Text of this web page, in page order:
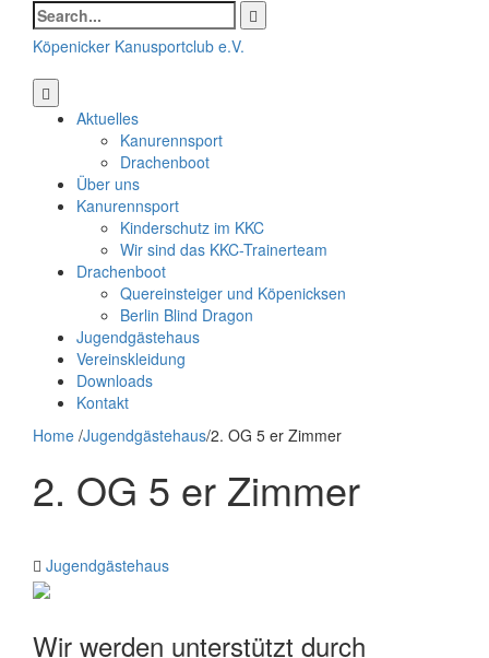
Search
for:
Köpenicker Kanusportclub e.V.
Aktuelles
Kanurennsport
Drachenboot
Über uns
Kanurennsport
Kinderschutz im KKC
Wir sind das KKC-Trainerteam
Drachenboot
Quereinsteiger und Köpenicksen
Berlin Blind Dragon
Jugendgästehaus
Vereinskleidung
Downloads
Kontakt
Home /Jugendgästehaus/2. OG 5 er Zimmer
2. OG 5 er Zimmer
Jugendgästehaus
Wir werden unterstützt durch